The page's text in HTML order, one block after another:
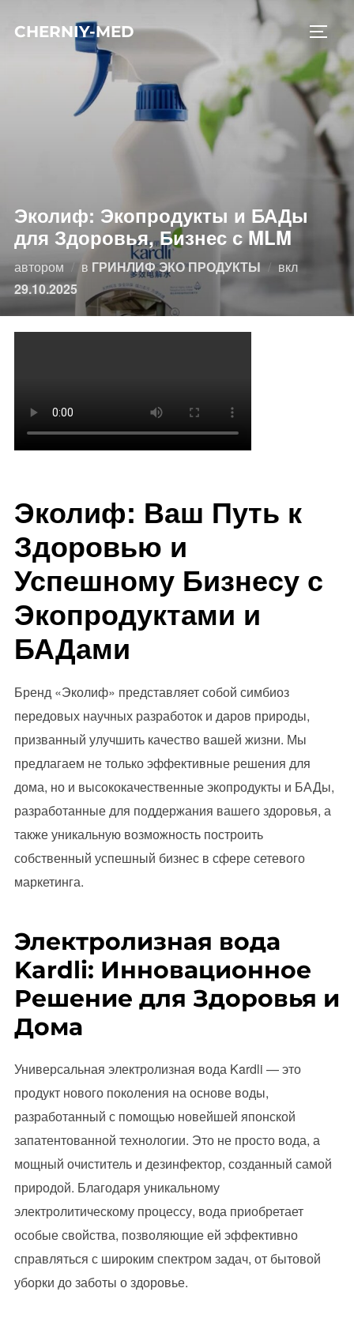
содержимому
CHERNIY-MED
Эколиф: Экопродукты и БАДы
для Здоровья, Бизнес с MLM
автором в ГРИНЛИФ ЭКО ПРОДУКТЫ вкл
29.10.2025
Эколиф: Ваш Путь к
Здоровью и
Успешному Бизнесу с
Экопродуктами и
БАДами
Бренд «Эколиф» представляет собой симбиоз
передовых научных разработок и даров природы,
призванный улучшить качество вашей жизни. Мы
предлагаем не только эффективные решения для
дома, но и высококачественные экопродукты и БАДы,
разработанные для поддержания вашего здоровья, а
также уникальную возможность построить
собственный успешный бизнес в сфере сетевого
маркетинга.
Электролизная вода
Kardli: Инновационное
Решение для Здоровья и
Дома
Универсальная электролизная вода Kardli — это
продукт нового поколения на основе воды,
разработанный с помощью новейшей японской
запатентованной технологии. Это не просто вода, а
мощный очиститель и дезинфектор, созданный самой
природой. Благодаря уникальному
электролитическому процессу, вода приобретает
особые свойства, позволяющие ей эффективно
справляться с широким спектром задач, от бытовой
уборки до заботы о здоровье.